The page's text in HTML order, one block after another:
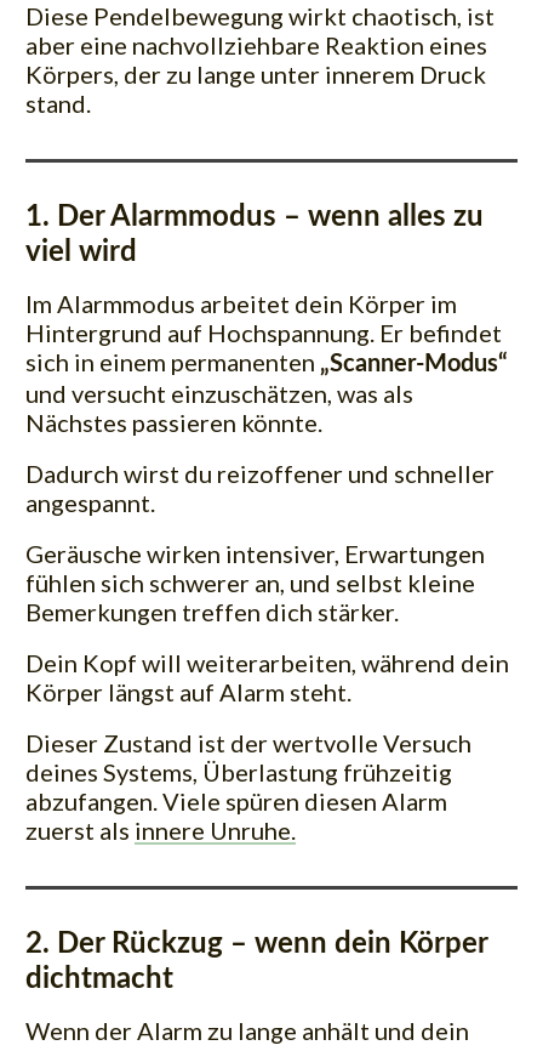
Diese Pendelbewegung wirkt chaotisch, ist
aber eine nachvollziehbare Reaktion eines
Körpers, der zu lange unter innerem Druck
stand.
1. Der Alarmmodus – wenn alles zu
viel wird
Im Alarmmodus arbeitet dein Körper im
Hintergrund auf Hochspannung. Er befindet
sich in einem permanenten „Scanner-Modus“
und versucht einzuschätzen, was als
Nächstes passieren könnte.
Dadurch wirst du reizoffener und schneller
angespannt.
Geräusche wirken intensiver, Erwartungen
fühlen sich schwerer an, und selbst kleine
Bemerkungen treffen dich stärker.
Dein Kopf will weiterarbeiten, während dein
Körper längst auf Alarm steht.
Dieser Zustand ist der wertvolle Versuch
deines Systems, Überlastung frühzeitig
abzufangen. Viele spüren diesen Alarm
zuerst als innere Unruhe.
2. Der Rückzug – wenn dein Körper
dichtmacht
Wenn der Alarm zu lange anhält und dein